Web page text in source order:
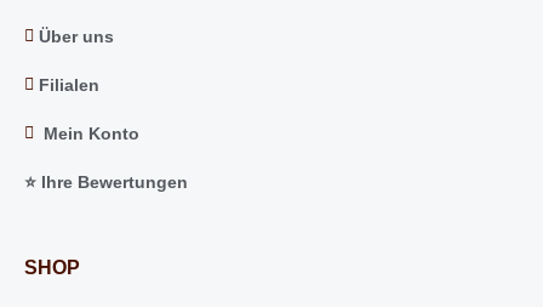
Über uns
Filialen
Mein Konto
⭐️ Ihre Bewertungen
SHOP